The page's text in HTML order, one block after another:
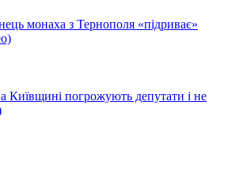
монаха з Тернополя «підриває»
Київщині погрожують депутати і не